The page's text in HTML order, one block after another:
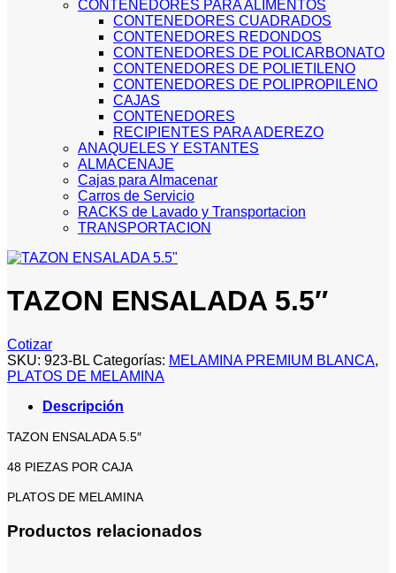
CONTENEDORES PARA ALIMENTOS
CONTENEDORES CUADRADOS
CONTENEDORES REDONDOS
CONTENEDORES DE POLICARBONATO
CONTENEDORES DE POLIETILENO
CONTENEDORES DE POLIPROPILENO
CAJAS
CONTENEDORES
RECIPIENTES PARA ADEREZO
ANAQUELES Y ESTANTES
ALMACENAJE
Cajas para Almacenar
Carros de Servicio
RACKS de Lavado y Transportacion
TRANSPORTACION
TAZON ENSALADA 5.5″
Cotizar
SKU: 923-BL Categorías: MELAMINA PREMIUM BLANCA,
PLATOS DE MELAMINA
Descripción
TAZON ENSALADA 5.5″
48 PIEZAS POR CAJA
PLATOS DE MELAMINA
Productos relacionados